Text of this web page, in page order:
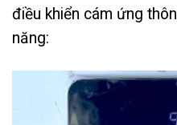
điều khiển cám ứng
năng: